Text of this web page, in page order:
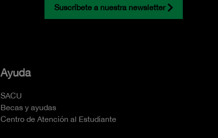
Suscríbete a nuestra newsletter
Ayuda
SACU
Becas y ayudas
Centro de Atención al Estudiante